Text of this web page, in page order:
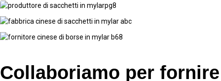
Collaboriamo per